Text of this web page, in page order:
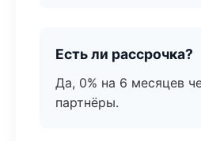
Есть ли рассрочка?
Да, 0% на 6 месяцев
партнёры.